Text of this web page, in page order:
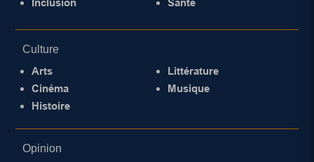
Inclusion
Santé
Culture
Arts
Cinéma
Histoire
Littérature
Musique
Opinion